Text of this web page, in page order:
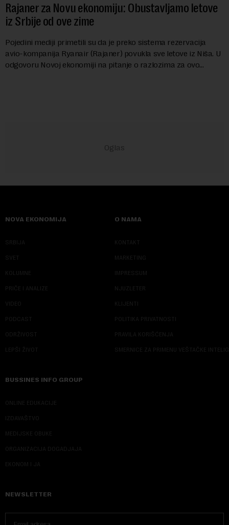
Rajaner za Novu ekonomiju: Obustavljamo letove
iz Srbije od ove zime
Pojedini mediji primetili su da je preko sistema rezervacija
avio-kompanija Ryanair (Rajaner) povukla sve letove iz Niša. U
odgovoru Novoj ekonomiji na pitanje o razlozima za ovo
NOVA EKONOMIJA
SRBIJA
SVET
KOLUMNE
PRIČE I ANALIZE
VIDEO
PODCAST
ODRŽIVOST
LEPŠI ŽIVOT
O NAMA
KONTAKT
MARKETING
IMPRESSUM
NJUZLETER
KLIJENTI
POLITIKA PRIVATNOSTI
PRAVILA KORIŠĆENJA
SMERNICE ZA PRIMENU VEŠTAČKE
BUSSINES INFO GROUP
ONLINE EDUKACIJE
IZDAVAŠTVO
MEDIJSKE OBUKE
ORGANIZACIJA DOGADJAJA
EKONOM I JA
NEWSLETTER